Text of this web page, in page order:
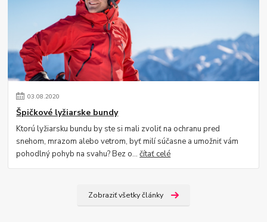
03.08.2020
Špičkové lyžiarske bundy
Ktorú lyžiarsku bundu by ste si mali zvoliť na ochranu pred
snehom, mrazom alebo vetrom, byť milí súčasne a umožniť vám
pohodlný pohyb na svahu? Bez o...čítať celé
Zobraziť všetky články